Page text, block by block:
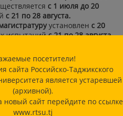
с 1 июля до 20
с 21 по 28 августа.
установлен с 20
испытанийс 21 по 28 августа.
на обучение по
установлен
испытанийс 19 августа до
на обучение по
(PHD)установлен
с 19 августа до 30
посетители!
сайта Российско-Таджикского
является устаревшей
(архивной).
новый сайт перейдите по ссылке
www.rtsu.tj